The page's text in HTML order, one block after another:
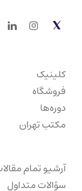
Twitter
کلینیک
فروشگاه
دوره‌ها
مکتب تهران
آرشیو تمام
سؤالات متداول